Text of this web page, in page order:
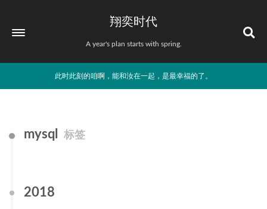
翔奕时代
A year's plan starts with spring.
此时此刻的咱啊，能和汝在一起，是最幸福的了。
mysql 标签
2018